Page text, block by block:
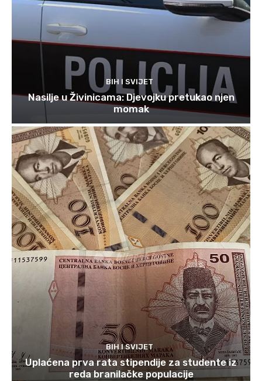
BIH I SVIJET
Nasilje u Živinicama: Djevojku pretukao njen
momak
BIH I SVIJET
Uplaćena prva rata stipendije za studente iz
reda branilačke populacije